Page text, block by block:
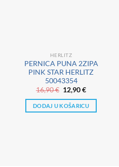
HERLITZ
PERNICA PUNA 2ZIPA
PINK STAR HERLITZ
50043354
16,90€ Izvorna
cijena
bila
je:
12,90€Trenutna
je:
12,90 €.
DODAJ U KOŠARICU